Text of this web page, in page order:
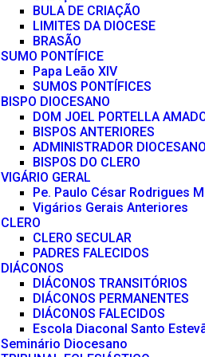
BULA DE CRIAÇÃO
LIMITES DA DIOCESE
BRASÃO
SUMO PONTÍFICE
Papa Leão XIV
SUMOS PONTÍFICES
BISPO DIOCESANO
DOM JOEL PORTELLA
BISPOS ANTERIORES
ADMINISTRADOR DIOCESANO
BISPOS DO CLERO
VIGÁRIO GERAL
Pe. Paulo César Rodrigues
Vigários Gerais Anteriores
CLERO
CLERO SECULAR
PADRES FALECIDOS
DIÁCONOS
DIÁCONOS TRANSITÓRIOS
DIÁCONOS PERMANENTES
DIÁCONOS FALECIDOS
Escola Diaconal Santo
Seminário Diocesano